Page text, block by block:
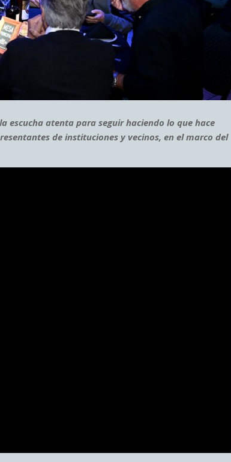
escucha atenta para seguir haciendo lo que hace
de instituciones y vecinos, en el marco del